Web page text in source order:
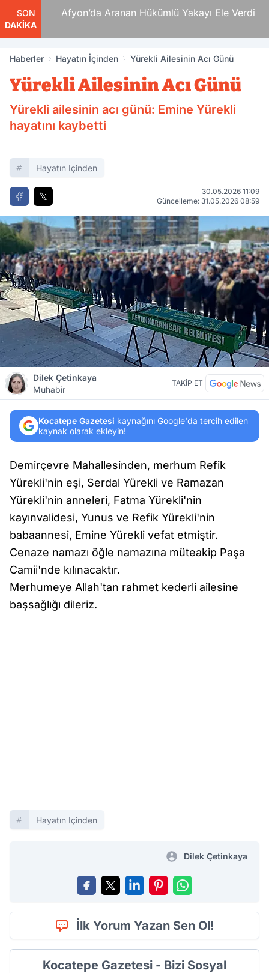
SON
DAKİKA
Afyon’da Aranan Hükümlü Yakayı Ele Verdi
Haberler Hayatın İçinden Yürekli Ailesinin Acı Günü
Yürekli Ailesinin Acı Günü
Yürekli ailesinin acı günü: Emine Yürekli
hayatını kaybetti
Hayatın Içinden
30.05.2026 11:09
Güncelleme: 31.05.2026 08:59
Dilek Çetinkaya
Muhabir
TAKİP ET
Kocatepe Gazetesi kaynağını Google'da tercih edilen
kaynak olarak ekleyin!
Demirçevre Mahallesinden, merhum Refik
Yürekli'nin eşi, Serdal Yürekli ve Ramazan
Yürekli'nin anneleri, Fatma Yürekli'nin
kayınvalidesi, Yunus ve Refik Yürekli'nin
babaannesi, Emine Yürekli vefat etmiştir.
Cenaze namazı öğle namazına müteakip Paşa
Camii'nde kılınacaktır.
Merhumeye Allah'tan rahmet kederli ailesine
başsağlığı dileriz.
Hayatın Içinden
Dilek Çetinkaya
İlk Yorum Yazan Sen Ol!
Kocatepe Gazetesi - Bizi Sosyal